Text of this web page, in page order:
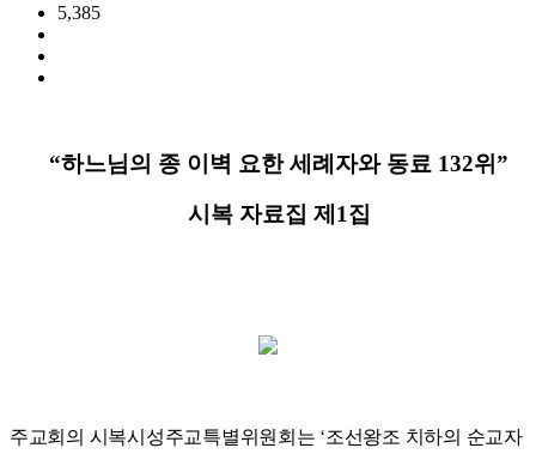
5,385
“하느님의 종 이벽 요한 세례자와 동료 132위”
시복 자료집 제 1집
주교회의 시복시성주교특별위원회는 ‘조선왕조 치하의 순교자